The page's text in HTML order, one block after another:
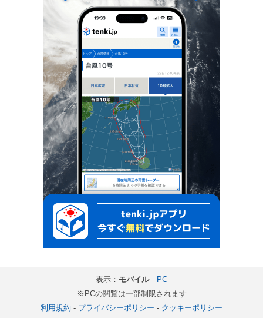
表示： モバイル｜ PC
※PCの閲覧は一部制限されます
利用規約 - プライバシーポリシー - クッキーポリシー